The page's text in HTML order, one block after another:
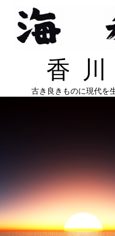
香
古き良きものに現代を